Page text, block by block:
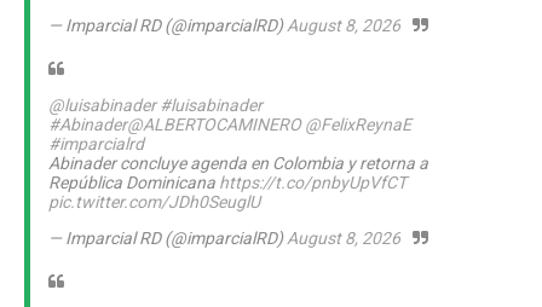
— Imparcial RD (@imparcialRD)August 8, 2026
@luisabinader #luisabinader
#Abinader@ALBERTOCAMINERO @FelixReynaE
#imparcialrd
Abinader concluye agenda en Colombia y retorna a
República Dominicana https://t.co/pnbyUpVfCT
pic.twitter.com/JDh0SeuglU
— Imparcial RD (@imparcialRD)August 8, 2026